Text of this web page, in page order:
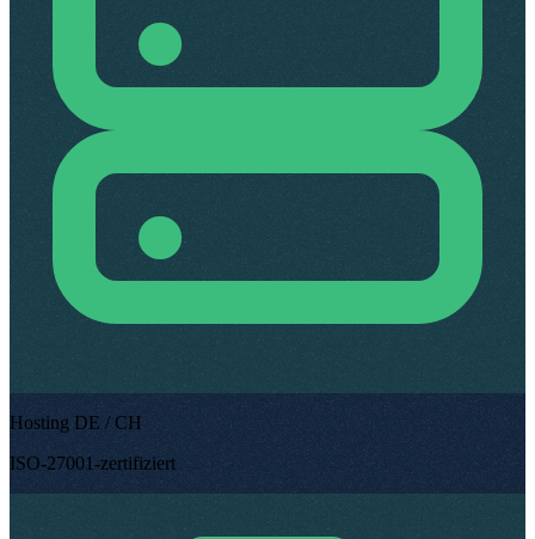
Hosting DE / CH
ISO-27001-zertifiziert